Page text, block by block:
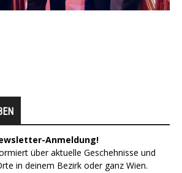
Anmeldung!
über aktuelle Geschehnisse und
in deinem Bezirk oder ganz Wien.